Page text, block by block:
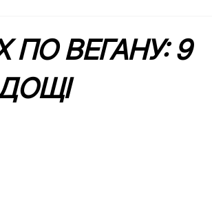
ВЕГАНУ: 9